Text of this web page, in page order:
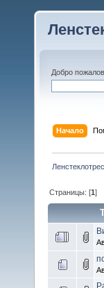
Добро
Начало
Страницы: [1]